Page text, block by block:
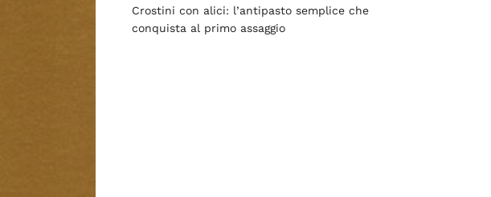
Crostini con alici: l’antipasto semplice che
conquista al primo assaggio